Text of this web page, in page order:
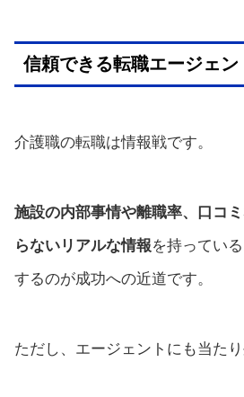
信頼できる転職エージェン
介護職の転職は情報戦です。
施設の内部事情や離職率、口コ
らないリアルな情報を持ってい
するのが成功への近道です。
ただし、エージェントにも当たり